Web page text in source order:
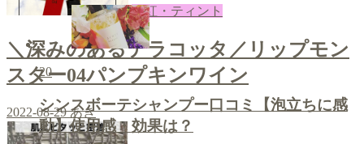
口紅・ティント
＼深みのあるテラコッタ／リップモン
スター04パンプキンワイン
2022-08-29 あき
20
シンスボーテシャンプー口コミ【泡立ちに感
動】使用感・効果は？